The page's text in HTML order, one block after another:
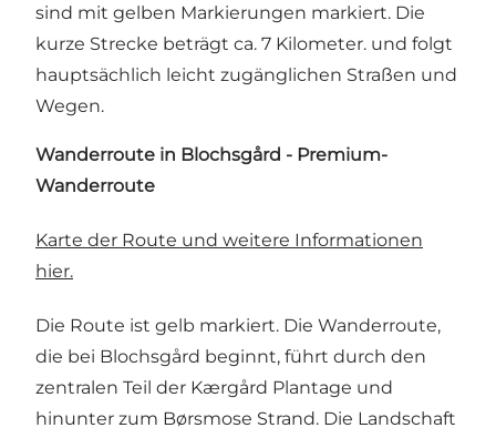
sind mit gelben Markierungen markiert. Die
kurze Strecke beträgt ca. 7 Kilometer. und folgt
hauptsächlich leicht zugänglichen Straßen und
Wegen.
Wanderroute in Blochsgård - Premium-
Wanderroute
Karte der Route und weitere Informationen
hier.
Die Route ist gelb markiert. Die Wanderroute,
die bei Blochsgård beginnt, führt durch den
zentralen Teil der Kærgård Plantage und
hinunter zum Børsmose Strand. Die Landschaft